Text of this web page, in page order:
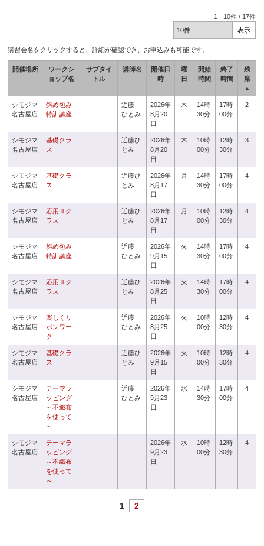
1 - 10件 / 17件
講習会名をクリックすると、詳細が確認でき、お申込みも可能です。
開催場所
ワークシ
ョップ名
サブタイ
トル
講師名
開催日
時
曜
日
開始
時間
終了
時間
残
席
▲
シモジマ
名古屋店
斜め包み
特訓講座
近藤
ひとみ
2026年
8月20
日
木
14時
30分
17時
00分
2
シモジマ
名古屋店
基礎クラ
ス
近藤ひ
とみ
2026年
8月20
日
木
10時
00分
12時
30分
3
シモジマ
名古屋店
基礎クラ
ス
近藤ひ
とみ
2026年
8月17
日
月
14時
30分
17時
00分
4
シモジマ
名古屋店
応用Ⅱク
ラス
近藤ひ
とみ
2026年
8月17
日
月
10時
00分
12時
30分
4
シモジマ
名古屋店
斜め包み
特訓講座
近藤
ひとみ
2026年
9月15
日
火
14時
30分
17時
00分
4
シモジマ
名古屋店
応用Ⅱク
ラス
近藤ひ
とみ
2026年
8月25
日
火
14時
30分
17時
00分
4
シモジマ
名古屋店
楽しくリ
ボンワー
ク
近藤
ひとみ
2026年
8月25
日
火
10時
00分
12時
30分
4
シモジマ
名古屋店
基礎クラ
ス
近藤ひ
とみ
2026年
9月15
日
火
10時
00分
12時
30分
4
シモジマ
名古屋店
テーマラ
ッピング
～不織布
を使って
～
近藤
ひとみ
2026年
9月23
日
水
14時
30分
17時
00分
4
シモジマ
名古屋店
テーマラ
ッピング
～不織布
を使って
～
2026年
9月23
日
水
10時
00分
12時
30分
4
1 2